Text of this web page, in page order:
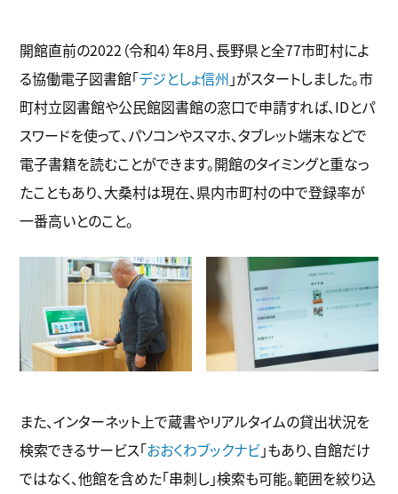
開館直前の2022（令和4）年8月、長野県と全77市町村によ
る協働電子図書館「デジとしょ信州 」がスタートしました。市
町村立図書館や公民館図書館の窓口で申請すれば、IDとパ
スワードを使って、パソコンやスマホ、タブレット端末などで
電子書籍を読むことができます。開館のタイミングと重なっ
たこともあり、大桑村は現在、県内市町村の中で登録率が
一番高いとのこと。
また、インターネット上で蔵書やリアルタイムの貸出状況を
検索できるサービス「おおくわブックナビ」もあり、自館だけ
ではなく、他館を含めた「串刺し」検索も可能。範囲を絞り込